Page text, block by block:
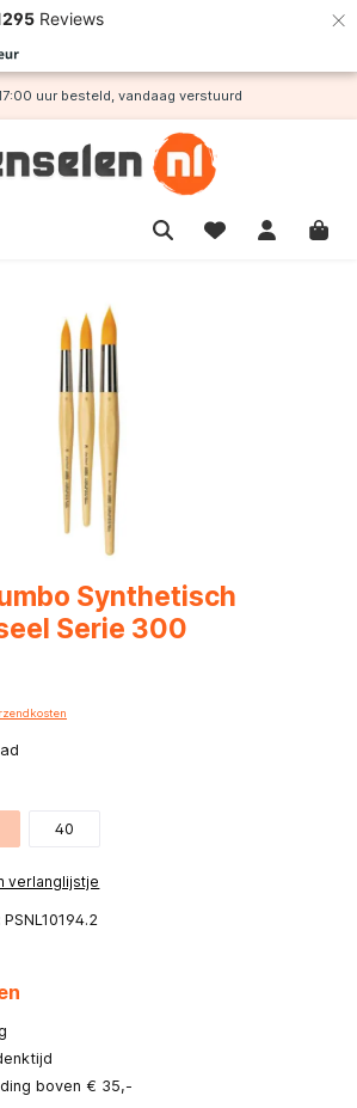
Reviews ×
uur besteld, vandaag verstuurd
Synthetisch
Serie 300
40
verlanglijstje
PSNL10194.2
boven € 35,-